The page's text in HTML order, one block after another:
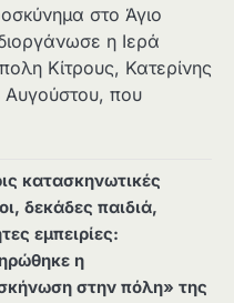
στο Άγιο
η Ιερά
Κίτρους, Κατερίνης
Αυγούστου, που
κατασκηνωτικές
δεκάδες παιδιά,
εμπειρίες:
η
στην πόλη» της